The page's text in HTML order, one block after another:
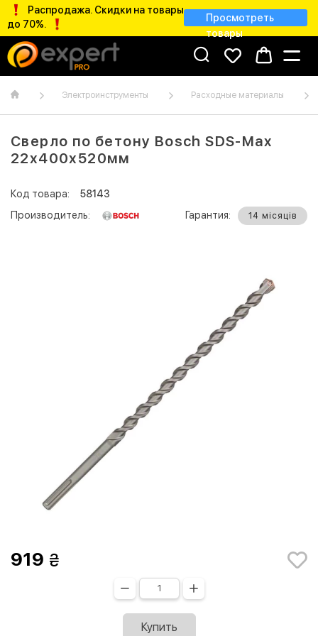
Распродажа. Скидки на товары
до 70%.
Просмотреть
товары
Электроинструменты Расходные материалы
Сверло по бетону Bosch SDS-Max
22х400х520мм
Код товара:
58143
Производитель:
Гарантия: 14 місяців
919
Купить